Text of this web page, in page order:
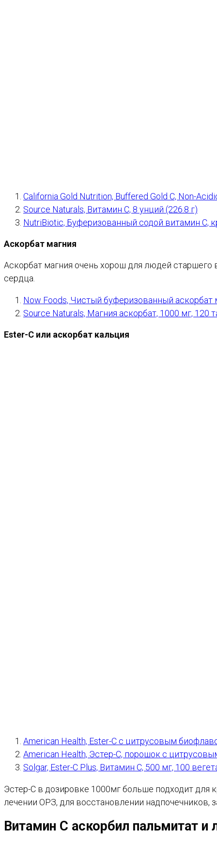
California Gold Nutrition, Buffered Gold C, Non-
Source Naturals, Витамин C, 8 унций (226.8 г)
NutriBiotic, Буферизованный содой витамин C,
Аскорбат магния
Аскорбат магния очень хорош для людей старшего
сердца.
Now Foods, Чистый буферизованный аскорбат
Source Naturals, Магния аскорбат, 1000 мг, 120
Ester-C или аскорбат кальция
American Health, Ester-C с цитрусовым
American Health, Эстер-С, порошок с
Solgar, Ester-C Plus, Витамин C, 500 мг, 100
Эстер-С в дозировке 1000мг больше подходит для
лечении ОРЗ, для восстановлении надпочечников,
Витамин С аскорбил пальмитат